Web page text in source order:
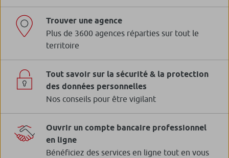
Trouver une agence
Plus de 3600 agences réparties sur tout le
territoire
Tout savoir sur la sécurité & la protection
des données personnelles
Nos conseils pour être vigilant
Ouvrir un compte bancaire professionnel
en ligne
Bénéficiez des services en ligne tout en vous